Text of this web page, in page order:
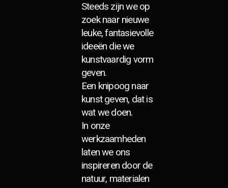
Steeds zijn we op
zoek naar nieuwe
leuke, fantasievolle
ideeën die we
kunstvaardig vorm
geven.
Een knipoog naar
kunst geven, dat is
wat we doen.
In onze
werkzaamheden
laten we ons
inspireren door de
natuur, materialen